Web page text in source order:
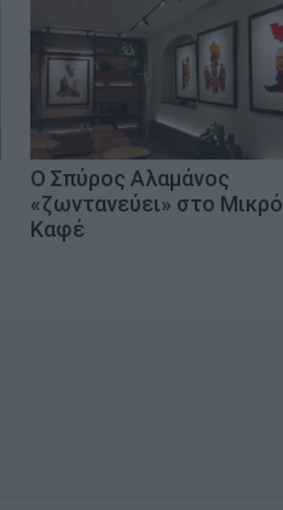
Ο Σπύρος Αλαμάνος
«ζωντανεύει» στο Μικρό
Καφέ